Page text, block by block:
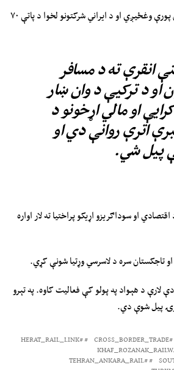
د نوموړي د څرګندونو له مخې؛ دا کرښه به په پیل کې هرات ته نږدې تر روزناک سټیشن پورې وغځیږي او د ایراني شرکتونو لخوا د پاتې ۷۰
انقرې ته د مسافر
د ترکیې د وان ښار
او مالي اړخونو د
اترې روانې دي او
پیل شي.
او سوداګریزو اړیکو پراختیا ته لار اواره
تاجکستان سره د لاسرسي وړتیا شونې کړي.
لارې د هېواد په پولو کې فعالیت کاوه. په تېرو
پیل شوې دي.
#CROSS_BORDER_TRADE
#HERAT_RAIL_LINK
#TEHRAN_ANKARA_RAIL